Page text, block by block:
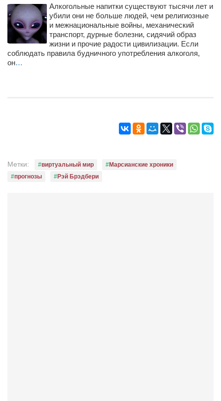
Алкогольные напитки существуют тысячи лет и
убили они не больше людей, чем религиозные
и межнациональные войны, механический
транспорт, дурные болезни, сидячий образ
жизни и прочие радости цивилизации. Если
соблюдать правила будничного употребления алкоголя,
он…
Метки: виртуальный мир
Марсианские хроники
прогнозы
Рэй Брэдбери